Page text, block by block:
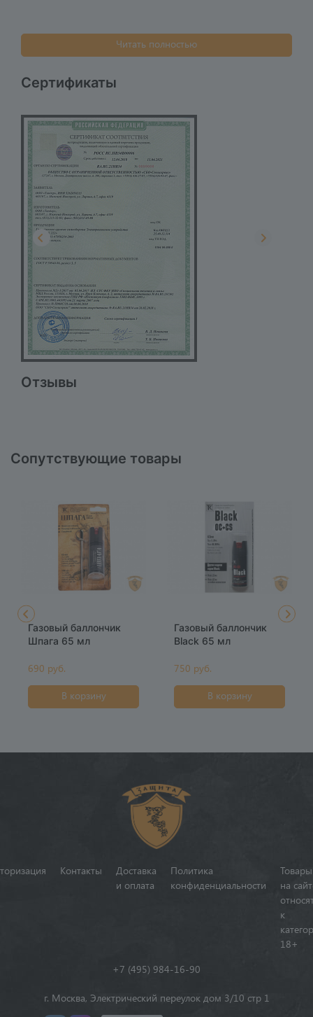
Читать полностью
Сертификаты
Отзывы
Сопутствующие товары
Газовый баллончик
Шпага 65 мл
690 руб.
В корзину
Газовый баллончик
Black 65 мл
750 руб.
В корзину
Контакты
Доставка
и оплата
Политика
конфиденциальности
Товары
на
к
18+
+7 (495) 984-16-90
г. Москва, Электрический переулок дом 3/10 стр 1